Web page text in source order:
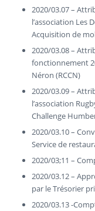
2020/03.07 –
l’association Les
Acquisition de
2020/03.08 –
fonctionnement
Néron (RCCN)
2020/03.09 –
l’association
Challenge
2020/03.10 –
Service de
2020/03;11 –
2020/03.12 –
par le Trésorier
2020/03.13 -